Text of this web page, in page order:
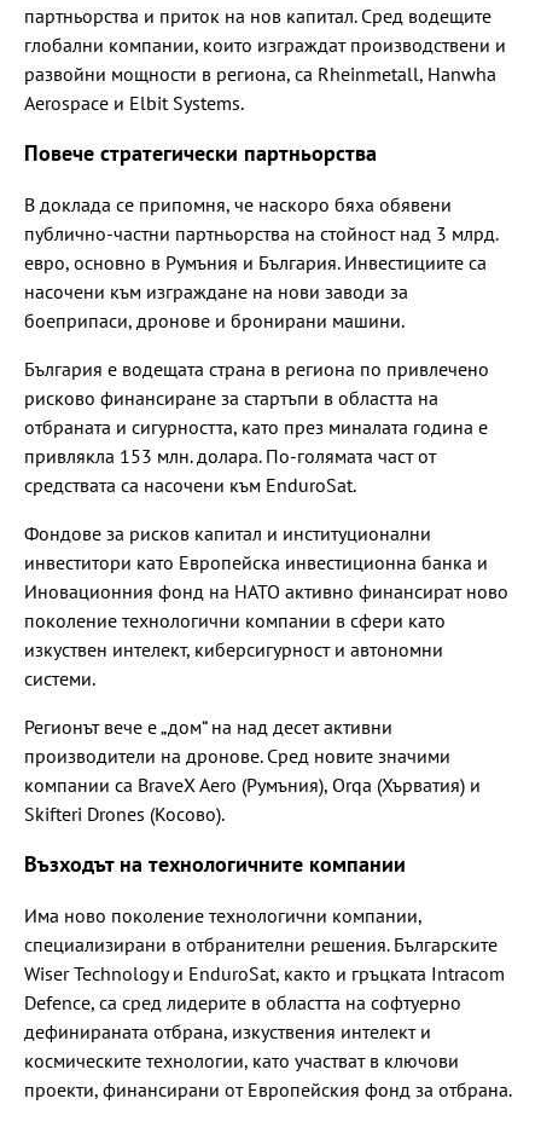
партньорства и приток на нов капитал. Сред водещите
глобални компании, които изграждат производствени и
развойни мощности в региона, са Rheinmetall, Hanwha
Aerospace и Elbit Systems.
Повече стратегически партньорства
В доклада се припомня, че наскоро бяха обявени
публично-частни партньорства на стойност над 3 млрд.
евро, основно в Румъния и България. Инвестициите са
насочени към изграждане на нови заводи за
боеприпаси, дронове и бронирани машини.
България е водещата страна в региона по привлечено
рисково финансиране за стартъпи в областта на
отбраната и сигурността, като през миналата година е
привлякла 153 млн. долара. По-голямата част от
средствата са насочени към EnduroSat.
Фондове за рисков капитал и институционални
инвеститори като Европейска инвестиционна банка и
Иновационния фонд на НАТО активно финансират ново
поколение технологични компании в сфери като
изкуствен интелект, киберсигурност и автономни
системи.
Регионът вече е „дом“ на над десет активни
производители на дронове. Сред новите значими
компании са BraveX Aero (Румъния), Orqa (Хърватия) и
Skifteri Drones (Косово).
Възходът на технологичните компании
Има ново поколение технологични компании,
специализирани в отбранителни решения. Българските
Wiser Technology и EnduroSat, както и гръцката Intracom
Defence, са сред лидерите в областта на софтуерно
дефинираната отбрана, изкуствения интелект и
космическите технологии, като участват в ключови
проекти, финансирани от Европейския фонд за отбрана.